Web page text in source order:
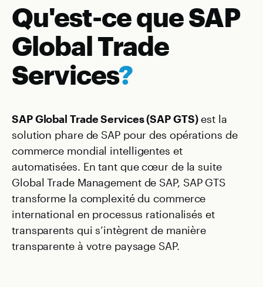
Qu'est-ce que SAP
Global Trade
Services?
SAP Global Trade Services (SAP GTS)est la
solution phare de SAP pour des opérations de
commerce mondial intelligentes et
automatisées. En tant que cœur de la suite
Global Trade Management de SAP, SAP GTS
transforme la complexité du commerce
international en processus rationalisés et
transparents qui s’intègrent de manière
transparente à votre paysage SAP.